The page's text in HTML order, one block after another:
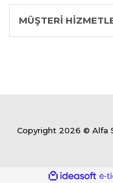
MÜŞTERİ
Copyright 2026 © Alfa